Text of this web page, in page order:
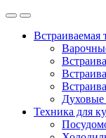
Встраиваемая
Техника для